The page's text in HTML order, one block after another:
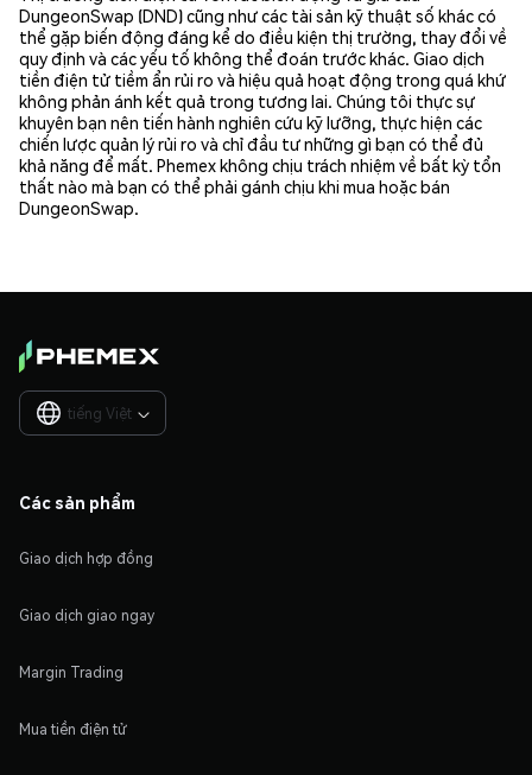
DungeonSwap (DND) cũng như các tài sản kỹ thuật số khác có
thể gặp biến động đáng kể do điều kiện thị trường, thay đổi về
quy định và các yếu tố không thể đoán trước khác. Giao dịch
tiền điện tử tiềm ẩn rủi ro và hiệu quả hoạt động trong quá khứ
không phản ánh kết quả trong tương lai. Chúng tôi thực sự
khuyên bạn nên tiến hành nghiên cứu kỹ lưỡng, thực hiện các
chiến lược quản lý rủi ro và chỉ đầu tư những gì bạn có thể đủ
khả năng để mất. Phemex không chịu trách nhiệm về bất kỳ tổn
thất nào mà bạn có thể phải gánh chịu khi mua hoặc bán
DungeonSwap.
tiếng Việt 
Các sản phẩm
Giao dịch hợp đồng
Giao dịch giao ngay
Margin Trading
Mua tiền điện tử